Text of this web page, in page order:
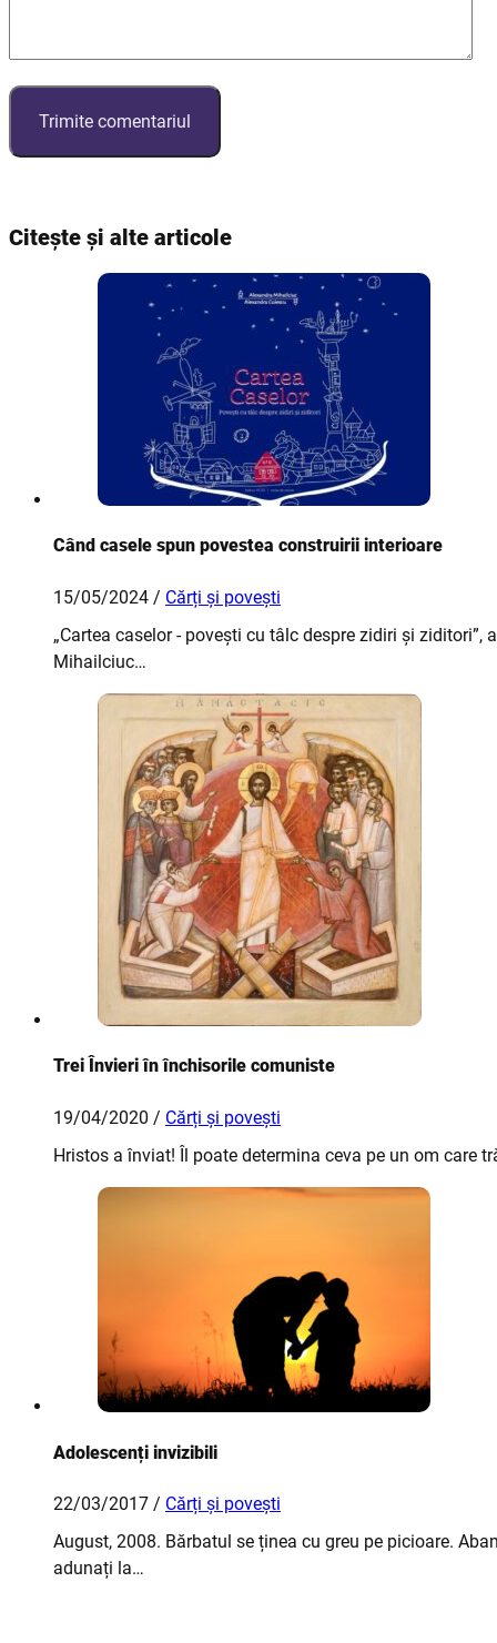
Citește și alte articole
Când casele spun povestea construirii interioare
15/05/2024 / Cărți și povești
„Cartea caselor - povești cu tâlc despre zidiri și
Mihailciuc…
Trei Învieri în închisorile comuniste
19/04/2020 / Cărți și povești
Hristos a înviat! Îl poate determina ceva pe un om care
Adolescenți invizibili
22/03/2017 / Cărți și povești
August, 2008. Bărbatul se ținea cu greu pe picioare.
adunați la…